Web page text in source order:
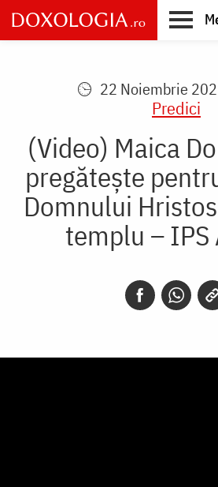
Skip
to
main
22 Noiembrie
Predici
(Video) Maica
pregătește
Domnului
templu – IPS